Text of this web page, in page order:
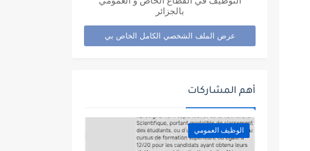
بالجزائر
عرض الملف الشخصي الكامل الخاص بي
أهم المشاركات
الوظيف العمومي